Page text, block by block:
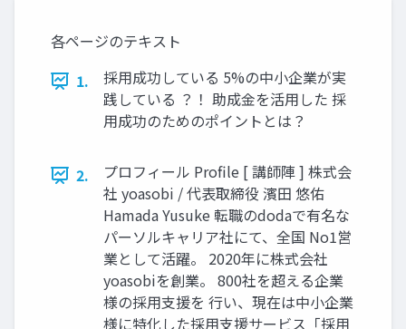
各ページのテキスト
1.
採用成功している 5%の中小企業が実
践している ？！ 助成金を活用した 採
用成功のためのポイントとは？
2.
プロフィール Proﬁle [ 講師陣 ] 株式会
社 yoasobi / 代表取締役 濱田 悠佑
Hamada Yusuke 転職のdodaで有名な
パーソルキャリア社にて、全国 No1営
業として活躍。 2020年に株式会社
yoasobiを創業。 800社を超える企業
様の採用支援を 行い、現在は中小企業
様に特化した採用支援サービス「採用